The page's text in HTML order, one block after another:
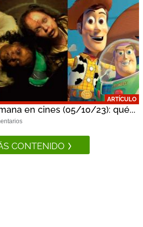
ARTÍCULO
en cines (05/10/23): qué...
CONTENIDO